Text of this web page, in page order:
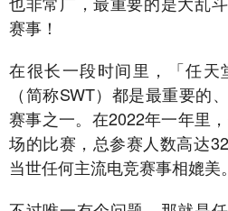
赛事！
在很长一段时间里，「任天
（简称SWT）都是最重要的
赛事之一。在2022年一年里
场的比赛，总参赛人数高达
当世任何主流电竞赛事相媲美。